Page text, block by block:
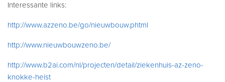
Interessante links:
http://www.azzeno.be/go/nieuwbouw.phtml
http://www.nieuwbouwzeno.be/
http://www.b2ai.com/nl/projecten/detail/ziekenhuis-az-zeno-
knokke-heist